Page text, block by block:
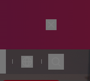
|
Langue
|